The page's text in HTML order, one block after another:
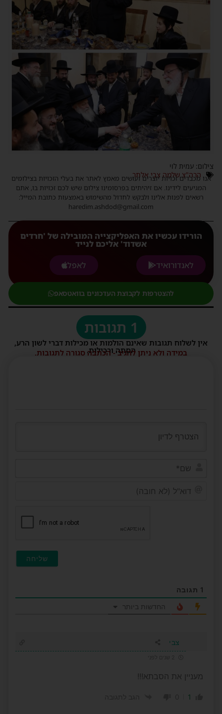
צילום: עמית לוי
הרה"צ שלמה צבי אלתר
אנו מכבדים זכויות יוצרים ועושים מאמץ לאתר את בעלי הזכויות בצילומים
המגיעים לידינו. אם זיהיתים בפרסומינו צילום שיש לכם זכויות בו, אתם
רשאים לפנות אלינו ולבקש לחדול מהשימוש באמצעות כתובת המייל:
haredim.ashdod@gmail.com
הורידו עכשיו את האפליקצייה המובילה של 'חרדים
אשדוד' אליכם לנייד
לאנדורואיד
לאפל
להצטרפות לקבוצת העדכונים בוואטסאפ
1 תגובות
אין לשלוח תגובות שאינם הולמות או מכילות דברי לשון הרע,
הסתה ורכילות.
במידה ולא ניתן להגיב - הכתבה סגורה לתגובות.
1 תגובה
החדשות ביותר
צבי
מעניין את הסבתא!!!
1